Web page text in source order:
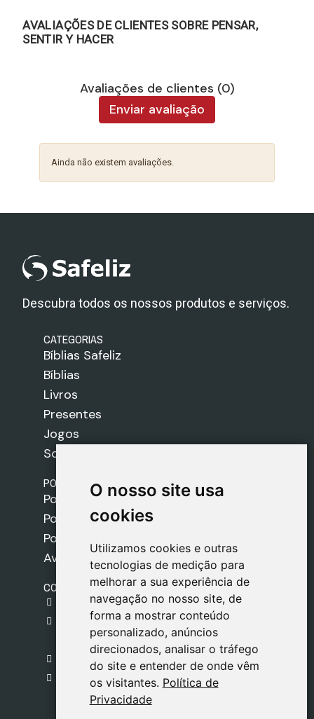
O nosso site usa
cookies
Utilizamos cookies e outras
tecnologias de medição para
melhorar a sua experiência de
navegação no nosso site, de
forma a mostrar conteúdo
personalizado, anúncios
direcionados, analisar o tráfego
do site e entender de onde vêm
os visitantes. Política de
Privacidade
O nosso site usa
cookies
Utilizamos cookies e outras
tecnologias de medição para
melhorar a sua experiência de
navegação no nosso site, de
forma a mostrar conteúdo
personalizado, anúncios
direcionados, analisar o tráfego
do site e entender de onde vêm
os visitantes. Política de
Privacidade
AVALIAÇÕES DE CLIENTES SOBRE PENSAR,
SENTIR Y HACER
Avaliações de clientes (0)
Enviar avaliação
Ainda não existem avaliações.
Descubra todos os nossos produtos e serviços.
CATEGORIAS
Bíblias Safeliz
Bíblias
Livros
Presentes
Jogos
Sobre nós
POLÍTICAS
Política de Envios
Política de Cookies
Política de Privacidade
Aviso Legal
CONTACTO
gestion@safeliz.com
C. del Pradillo, 6, 28770 Colmenar Viejo,
Madrid
+34 918 459 877
Segunda a Sexta
09:00 - 13:00